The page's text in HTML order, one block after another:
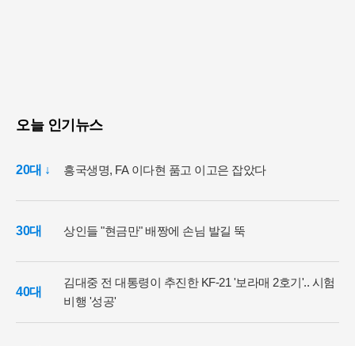
오늘 인기뉴스
20대 ↓ 흥국생명, FA 이다현 품고 이고은 잡았다
30대 상인들 "현금만" 배짱에 손님 발길 뚝
40대
김대중 전 대통령이 추진한 KF-21 '보라매 2호기'.. 시험
비행 '성공'